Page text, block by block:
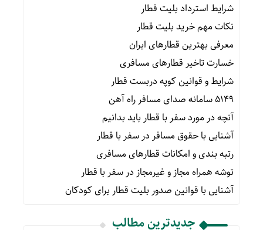
شرایط استرداد بلیت قطار
نکات مهم خرید بلیت قطار
معرفی بهترین قطارهای ایران
خسارت تاخیر قطارهای مسافری
شرایط و قوانین کوپه دربست قطار
۵۱۴۹ سامانه صدای مسافر راه آهن
آنچه در مورد سفر با قطار باید بدانیم
آشنایی با حقوق مسافر در سفر با قطار
رتبه بندی و امکانات قطارهای مسافری
توشه همراه مجاز و غیرمجاز در سفر با قطار
آشنایی با قوانین صدور بلیت قطار برای کودکان
جدیدترین مطالب